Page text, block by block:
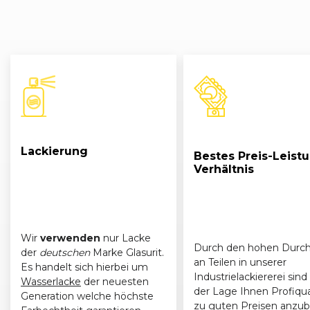
Lackierung
Wir verwenden nur Lacke
der deutschenMarke Glasurit.
Es handelt sich hierbei um
Wasserlacke der neuesten
Generation welche höchste
Bestes Preis-
Verhältnis
Durch den hohen
an Teilen in unserer
Industrielackiererei sind
der Lage Ihnen
zu guten Preisen